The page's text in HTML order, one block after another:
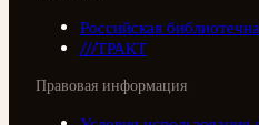
Российская
///ТРАКТ
Правовая информация